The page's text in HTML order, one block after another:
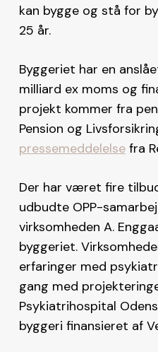
kan bygge og stå for
25 år.
Byggeriet har en
milliard ex moms og
projekt kommer fra
Pension og
pressemeddelelsefra
Der har været fire
udbudte OPP-
virksomheden A.
byggeriet.
erfaringer med
gang med
Psykiatrihospital
byggeri finansieret af